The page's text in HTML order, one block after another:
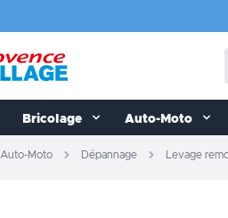
Bricolage Auto-Moto
Auto-Moto Dépannage Levage